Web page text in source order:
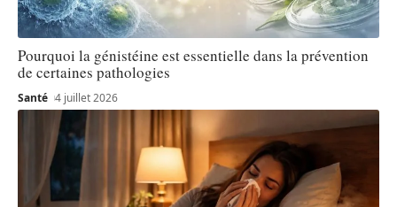
Pourquoi la génistéine est essentielle dans la prévention
de certaines pathologies
Santé 4 juillet 2026